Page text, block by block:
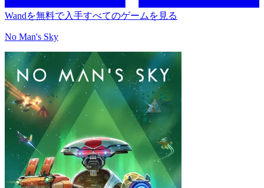
Wandを無料で入手すべてのゲームを見る
No Man's Sky